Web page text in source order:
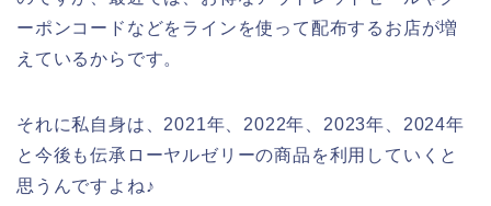
ーポンコードなどをラインを使って配布するお店が増
えているからです。
それに私自身は、2021年、2022年、2023年、2024年
と今後も伝承ローヤルゼリーの商品を利用していくと
思うんですよね♪